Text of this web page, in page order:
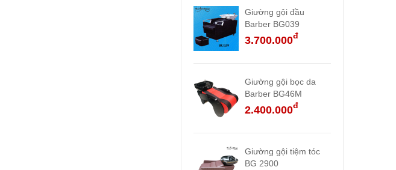
Giường gội đầu
Barber BG039
3.700.000đ
Giường gội bọc da
Barber BG46M
2.400.000đ
Giường gội tiệm tóc
BG 2900